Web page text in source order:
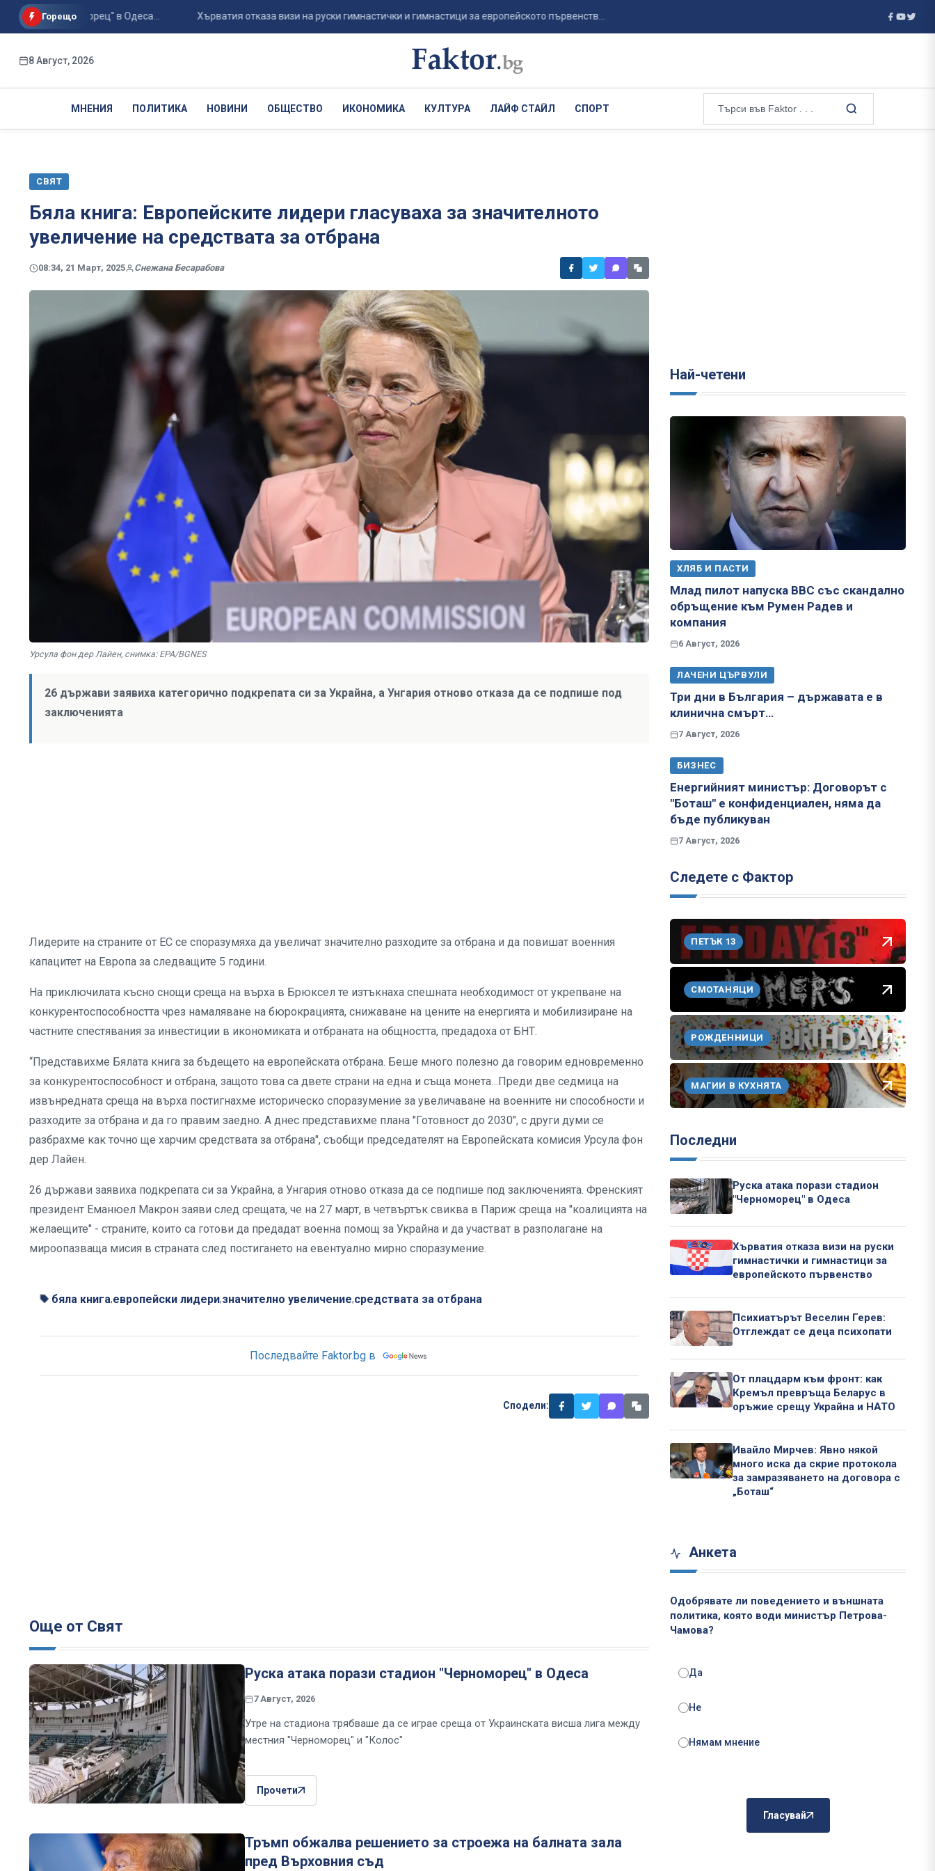
Горещо
"Черноморец" в Одеса... Хърватия отказа визи на руски гимнастички и гимнастици за европейското първенств... Психиатърът Веселин Герев: Отглеждат се деца психопати...
8 Август, 2026
МНЕНИЯ ПОЛИТИКА НОВИНИ ОБЩЕСТВО ИКОНОМИКА КУЛТУРА ЛАЙФ СТАЙЛ СПОРТ
СВЯТ
Бяла книга: Европейските лидери гласуваха за значителното
увеличение на средствата за отбрана
08:34, 21 Март, 2025 Снежана Бесарабова
Урсула фон дер Лайен, снимка: EPA/BGNES
26 държави заявиха категорично подкрепата си за Украйна, а Унгария отново отказа да се подпише под
заключенията
Лидерите на страните от ЕС се споразумяха да увеличат значително разходите за отбрана и да повишат военния
капацитет на Европа за следващите 5 години.
На приключилата късно снощи среща на върха в Брюксел те изтъкнаха спешната необходимост от укрепване на
конкурентоспособността чрез намаляване на бюрокрацията, снижаване на цените на енергията и мобилизиране на
частните спестявания за инвестиции в икономиката и отбраната на общността, предадоха от БНТ.
“Представихме Бялата книга за бъдещето на европейската отбрана. Беше много полезно да говорим едновременно
за конкурентоспособност и отбрана, защото това са двете страни на една и съща монета…Преди две седмица на
извънредната среща на върха постигнахме историческо споразумение за увеличаване на военните ни способности и
разходите за отбрана и да го правим заедно. А днес представихме плана "Готовност до 2030", с други думи се
разбрахме как точно ще харчим средствата за отбрана", съобщи председателят на Европейската комисия Урсула фон
дер Лайен.
26 държави заявиха подкрепата си за Украйна, а Унгария отново отказа да се подпише под заключенията. Френският
президент Еманюел Макрон заяви след срещата, че на 27 март, в четвъртък свиква в Париж среща на "коалицията на
желаещите" - страните, които са готови да предадат военна помощ за Украйна и да участват в разполагане на
мироопазваща мисия в страната след постигането на евентуално мирно споразумение.
бяла книга,европейски лидери,значително увеличение,средствата за отбрана
Последвайте Faktor.bg в
Сподели:
Още от Свят
Руска атака порази стадион "Черноморец" в Одеса
7 Август, 2026
Утре на стадиона трябваше да се играе среща от Украинската висша лига между
местния "Черноморец" и "Колос"
Прочети
Тръмп обжалва решението за строежа на балната зала
пред Върховния съд
Най-четени
ХЛЯБ И ПАСТИ
Млад пилот напуска ВВС със скандално
обръщение към Румен Радев и
компания
6 Август, 2026
ЛАЧЕНИ ЦЪРВУЛИ
Три дни в България – държавата е в
клинична смърт…
7 Август, 2026
БИЗНЕС
Енергийният министър: Договорът с
"Боташ" е конфиденциален, няма да
бъде публикуван
7 Август, 2026
Следете с Фактор
ПЕТЪК 13
СМОТАНЯЦИ
РОЖДЕННИЦИ
МАГИИ В КУХНЯТА
Последни
Руска атака порази стадион
"Черноморец" в Одеса
Хърватия отказа визи на руски
гимнастички и гимнастици за
европейското първенство
Психиатърът Веселин Герев:
Отглеждат се деца психопати
От плацдарм към фронт: как
Кремъл превръща Беларус в
оръжие срещу Украйна и НАТО
Ивайло Мирчев: Явно някой
много иска да скрие протокола
за замразяването на договора с
„Боташ“
Анкета
Одобрявате ли поведението и външната
политика, която води министър Петрова-
Чамова?
Да
Не
Нямам мнение
Гласувай